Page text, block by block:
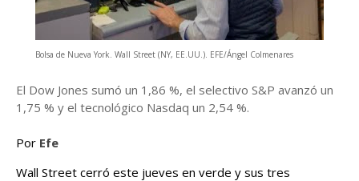
Bolsa de Nueva York. Wall Street (NY, EE.UU.). EFE/Ángel Colmenares
El Dow Jones sumó un 1,86 %, el selectivo S&P avanzó un
1,75 % y el tecnológico Nasdaq un 2,54 %.
Por Efe
Wall Street cerró este jueves en verde y sus tres